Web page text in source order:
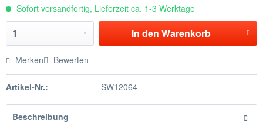
Sofort versandfertig, Lieferzeit ca. 1-3 Werktage
In den Warenkorb
Merken Bewerten
Artikel-Nr.: SW12064
Beschreibung